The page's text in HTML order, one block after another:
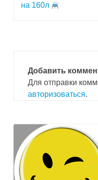
по
на 160л
Добавить
Для отправки
авторизоваться.